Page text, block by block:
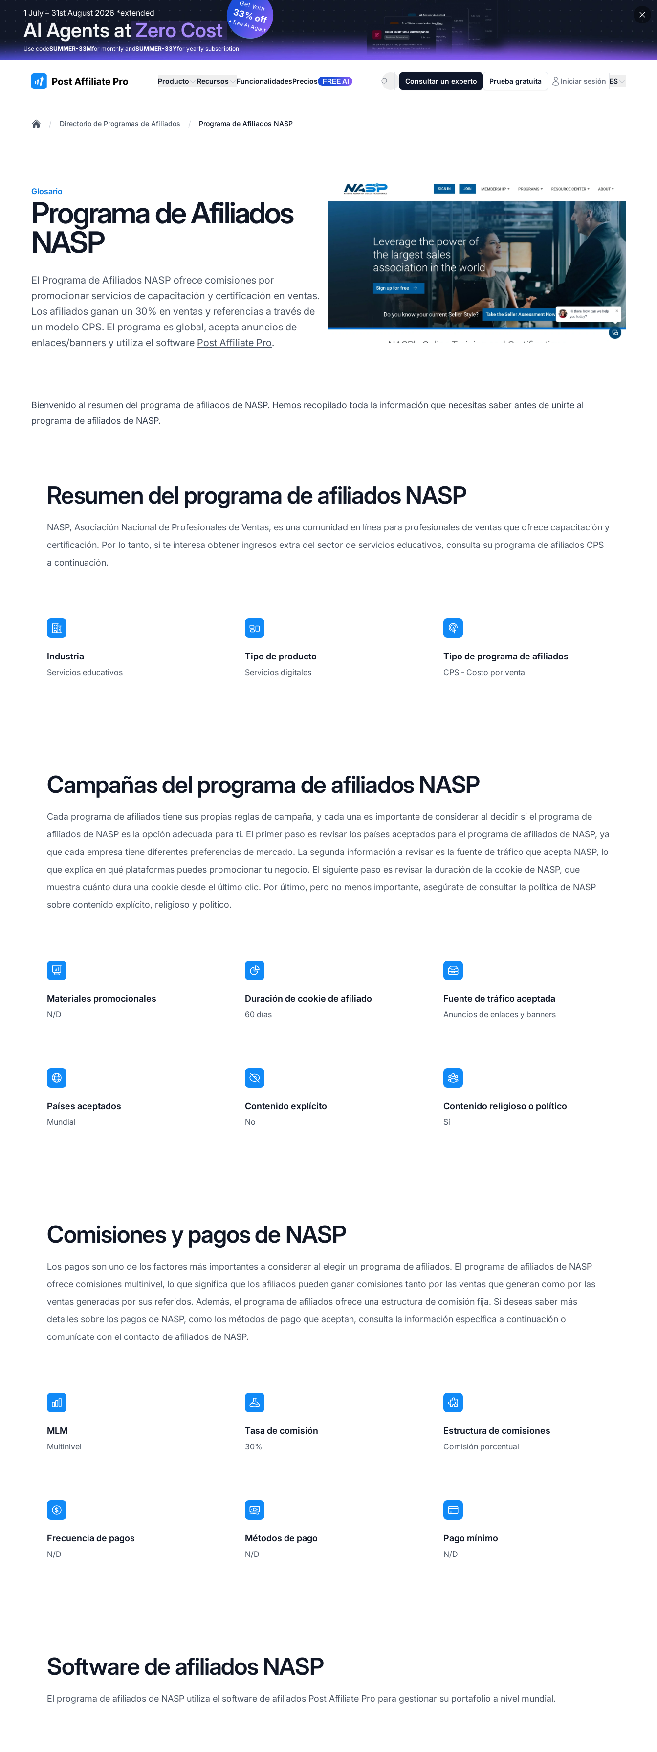
1 July – 31st August 2026 *extended
AI Agents atZero Cost
Get your
33% off
+ free AI Agent
Use codeSUMMER-33Mfor monthly andSUMMER-33Yfor yearly subscription
:site.title Producto Recursos FuncionalidadesPrecios FREE AI Consultar un experto Prueba gratuita Iniciar sesión ES
/ Directorio de Programas de Afiliados / Programa de Afiliados NASP
Glosario
Programa de Afiliados
NASP
El Programa de Afiliados NASP ofrece comisiones por
promocionar servicios de capacitación y certificación en ventas.
Los afiliados ganan un 30% en ventas y referencias a través de
un modelo CPS. El programa es global, acepta anuncios de
enlaces/banners y utiliza el software Post Affiliate Pro.
Bienvenido al resumen del programa de afiliados de NASP. Hemos recopilado toda la información que necesitas saber antes de unirte al
programa de afiliados de NASP.
Resumen del programa de afiliados NASP
NASP, Asociación Nacional de Profesionales de Ventas, es una comunidad en línea para profesionales de ventas que ofrece capacitación y
certificación. Por lo tanto, si te interesa obtener ingresos extra del sector de servicios educativos, consulta su programa de afiliados CPS
a continuación.
Industria
Servicios educativos
Tipo de producto
Servicios digitales
Tipo de programa de afiliados
CPS - Costo por venta
Campañas del programa de afiliados NASP
Cada programa de afiliados tiene sus propias reglas de campaña, y cada una es importante de considerar al decidir si el programa de
afiliados de NASP es la opción adecuada para ti. El primer paso es revisar los países aceptados para el programa de afiliados de NASP, ya
que cada empresa tiene diferentes preferencias de mercado. La segunda información a revisar es la fuente de tráfico que acepta NASP, lo
que explica en qué plataformas puedes promocionar tu negocio. El siguiente paso es revisar la duración de la cookie de NASP, que
muestra cuánto dura una cookie desde el último clic. Por último, pero no menos importante, asegúrate de consultar la política de NASP
sobre contenido explícito, religioso y político.
Materiales promocionales
N/D
Duración de cookie de afiliado
60 días
Fuente de tráfico aceptada
Anuncios de enlaces y banners
Países aceptados
Mundial
Contenido explícito
No
Contenido religioso o político
Sí
Comisiones y pagos de NASP
Los pagos son uno de los factores más importantes a considerar al elegir un programa de afiliados. El programa de afiliados de NASP
ofrece comisiones multinivel, lo que significa que los afiliados pueden ganar comisiones tanto por las ventas que generan como por las
ventas generadas por sus referidos. Además, el programa de afiliados ofrece una estructura de comisión fija. Si deseas saber más
detalles sobre los pagos de NASP, como los métodos de pago que aceptan, consulta la información específica a continuación o
comunícate con el contacto de afiliados de NASP.
MLM
Multinivel
Tasa de comisión
30%
Estructura de comisiones
Comisión porcentual
Frecuencia de pagos
N/D
Métodos de pago
N/D
Pago mínimo
N/D
Software de afiliados NASP
El programa de afiliados de NASP utiliza el software de afiliados Post Affiliate Pro para gestionar su portafolio a nivel mundial.